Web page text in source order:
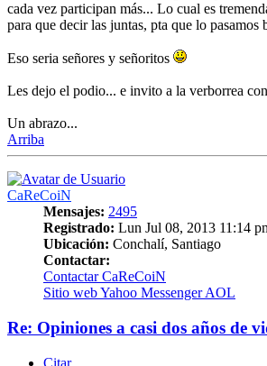
cada vez participan más... Lo cual es
para que decir las juntas, pta que lo pasamos
Eso seria señores y señoritos
Les dejo el podio... e invito a la verborrea
Un abrazo...
Arriba
CaReCoiN
Mensajes: 2495
Registrado: Lun Jul 08, 2013 11:14
Ubicación: Conchalí, Santiago
Contactar:
Contactar CaReCoiN
Sitio webYahoo Messenger AOL
Re: Opiniones a casi dos años de
Citar